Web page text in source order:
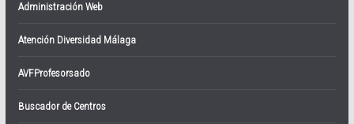
Administración Web
Atención Diversidad Málaga
AVFProfesorsado
Buscador de Centros